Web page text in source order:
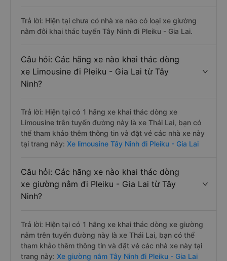
Trả lời: Hiện tại chưa có nhà xe nào có loại xe giường
nằm đôi khai thác tuyến Tây Ninh đi Pleiku - Gia Lai.
Câu hỏi: Các hãng xe nào khai thác dòng
xe Limousine đi Pleiku - Gia Lai từ Tây
Ninh?
Trả lời: Hiện tại có 1 hãng xe khai thác dòng xe
Limousine trên tuyến đường này là xe Thái Lai, bạn có
thể tham khảo thêm thông tin và đặt vé các nhà xe này
tại trang này: Xe limousine Tây Ninh đi Pleiku - Gia Lai
Câu hỏi: Các hãng xe nào khai thác dòng
xe giường nằm đi Pleiku - Gia Lai từ Tây
Ninh?
Trả lời: Hiện tại có 1 hãng xe khai thác dòng xe giường
nằm trên tuyến đường này là xe Thái Lai, bạn có thể
tham khảo thêm thông tin và đặt vé các nhà xe này tại
trang này: Xe giường nằm Tây Ninh đi Pleiku - Gia Lai